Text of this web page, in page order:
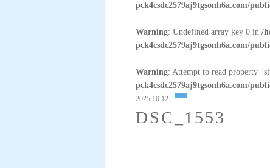
pck4csdc2579aj9tgsonh6a.com/
Warning: Undefined array key 0 in/
pck4csdc2579aj9tgsonh6a.com/
Warning: Attempt to read property
pck4csdc2579aj9tgsonh6a.com/
2025.10.12
DSC_1553